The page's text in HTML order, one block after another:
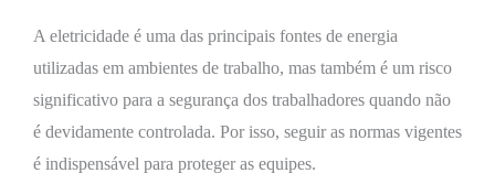
A eletricidade é uma das principais fontes de energia
utilizadas em ambientes de trabalho, mas também é um risco
significativo para a segurança dos trabalhadores quando não
é devidamente controlada. Por isso, seguir as normas vigentes
é indispensável para proteger as equipes.